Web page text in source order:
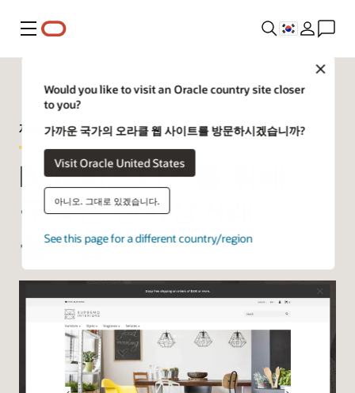
메뉴
Would you like to visit an Oracle country site closer
to you?
가까운 국가의 오라클 웹 사이트를 방문하시겠습니까?
Visit Oracle United States
아니오. 그대로 있겠습니다.
See this page for a different country/region
제품 둘러보기—B2B Commerce
B2B 비즈니스를 위해
구축된 전자상거래
플랫폼